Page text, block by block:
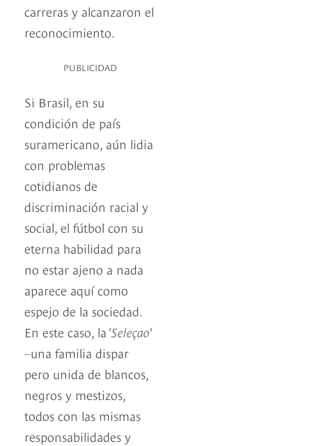
carreras y alcanzaron el
reconocimiento.
PUBLICIDAD
Si Brasil, en su
condición de país
suramericano, aún lidia
con problemas
cotidianos de
discriminación racial y
social, el fútbol con su
eterna habilidad para
no estar ajeno a nada
aparece aquí como
espejo de la sociedad.
En este caso, la ‘Seleçao‘
–una familia dispar
pero unida de blancos,
negros y mestizos,
todos con las mismas
responsabilidades y